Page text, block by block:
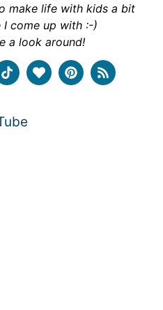
make life with kids a bit
I come up with :-)
a look around!